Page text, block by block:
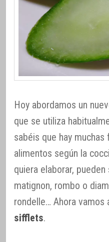
Hoy abordamos un
que se utiliza
sabéis que hay
alimentos según la
quiera elaborar,
matignon, rombo o
rondelle… Ahora vamos
sifflets.